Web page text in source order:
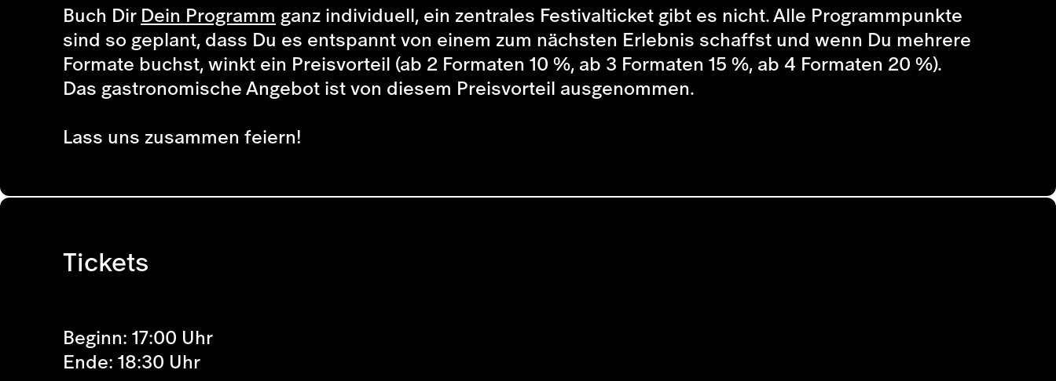
Buch DirDein Programm ganz individuell, ein zentrales Festivalticket gibt es nicht. Alle Programmpunkte
sind so geplant, dass Du es entspannt von einem zum nächsten Erlebnis schaffst und wenn Du mehrere
Formate buchst, winkt ein Preisvorteil (ab 2 Formaten 10 %, ab 3 Formaten 15 %, ab 4 Formaten 20 %).
Das gastronomische Angebot ist von diesem Preisvorteil ausgenommen.
Lass uns zusammen feiern!
Tickets
Beginn: 17:00 Uhr
Ende: 18:30 Uhr